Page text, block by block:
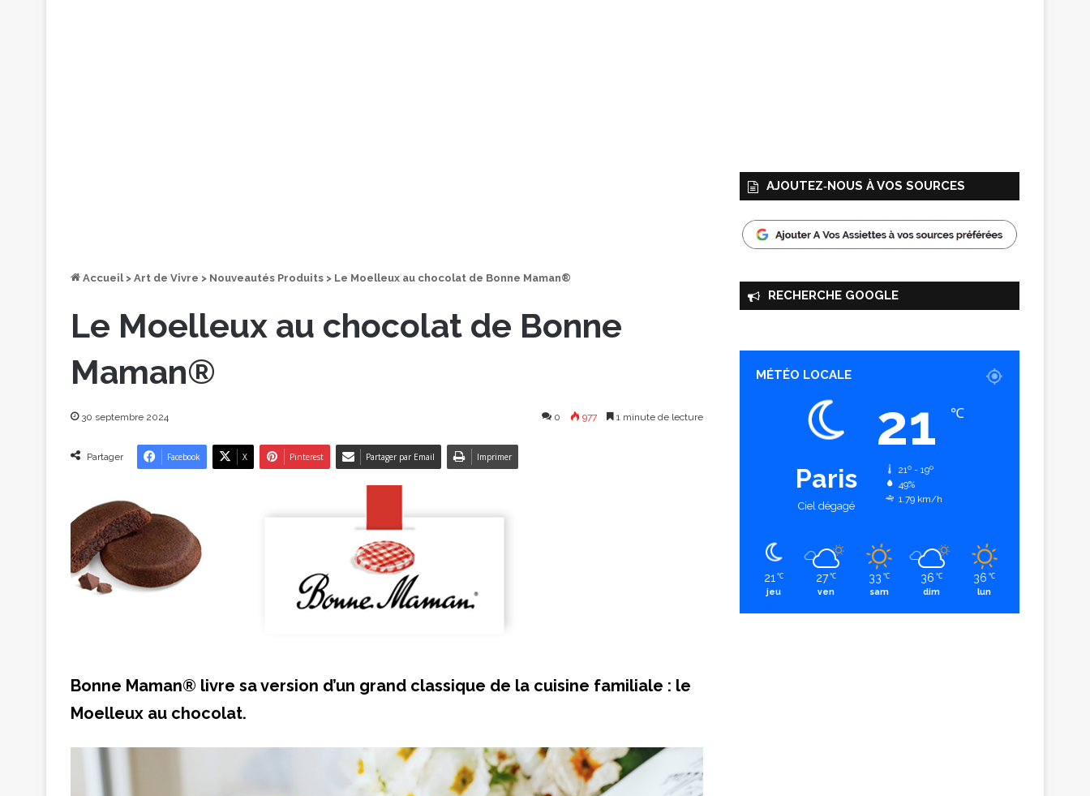
Accueil > Art de Vivre > Nouveautés Produits > Le Moelleux au chocolat de Bonne Maman®
Le Moelleux au chocolat de Bonne
Maman®
30 septembre 2024 0 977 1 minute de lecture
Partager Facebook X Pinterest Partager par Email Imprimer
Bonne Maman® livre sa version d’un grand classique de la cuisine familiale : le
Moelleux au chocolat.
AJOUTEZ‑NOUS À VOS SOURCES
RECHERCHE GOOGLE
MÉTÉO LOCALE
Paris
Ciel dégagé
21 ℃
21º - 19º
49%
1.79 km/h
21 ℃
jeu
27 ℃
ven
33 ℃
sam
36 ℃
dim
36 ℃
lun